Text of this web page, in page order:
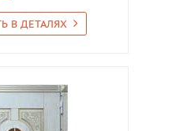
В ДЕТАЛЯХ